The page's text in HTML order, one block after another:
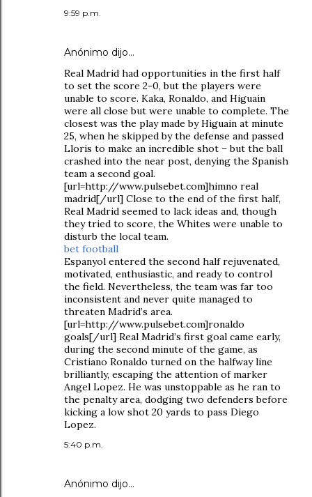
9:59 p.m.
Anónimo dijo…
Real Madrid had opportunities in the first half
to set the score 2-0, but the players were
unable to score. Kaka, Ronaldo, and Higuain
were all close but were unable to complete. The
closest was the play made by Higuain at minute
25, when he skipped by the defense and passed
Lloris to make an incredible shot – but the ball
crashed into the near post, denying the Spanish
team a second goal.
[url=http://www.pulsebet.com]himno real
madrid[/url] Close to the end of the first half,
Real Madrid seemed to lack ideas and, though
they tried to score, the Whites were unable to
disturb the local team.
bet football
Espanyol entered the second half rejuvenated,
motivated, enthusiastic, and ready to control
the field. Nevertheless, the team was far too
inconsistent and never quite managed to
threaten Madrid’s area.
[url=http://www.pulsebet.com]ronaldo
goals[/url] Real Madrid’s first goal came early,
during the second minute of the game, as
Cristiano Ronaldo turned on the halfway line
brilliantly, escaping the attention of marker
Angel Lopez. He was unstoppable as he ran to
the penalty area, dodging two defenders before
kicking a low shot 20 yards to pass Diego
Lopez.
5:40 p.m.
Anónimo dijo…